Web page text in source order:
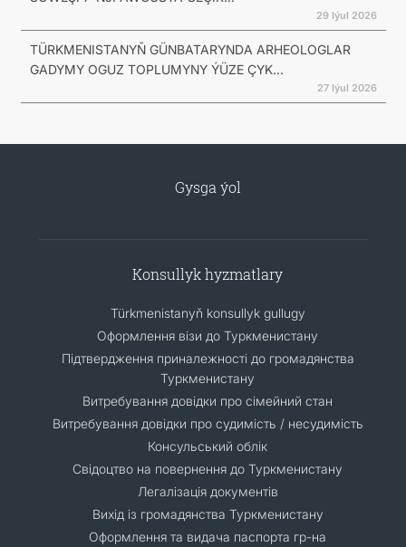
29 Iýul 2026
TÜRKMENISTANYŇ GÜNBATARYNDA ARHEOLOGLAR
GADYMY OGUZ TOPLUMYNY ÝÜZE ÇYK...
27 Iýul 2026
Gysga ýol
Konsullyk hyzmatlary
Türkmenistanyň konsullyk gullugy
Оформлення візи до Туркменистану
Підтвердження приналежності до громадянства
Туркменистану
Витребування довідки про сімейний стан
Витребування довідки про судимість / несудимість
Консульський облік
Свідоцтво на повернення до Туркменистану
Легалізація документів
Вихід із громадянства Туркменистану
Оформлення та видача паспорта гр-на